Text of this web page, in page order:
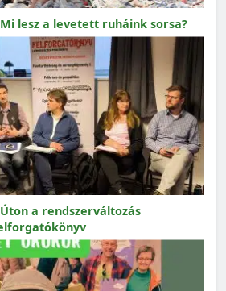
lesz a levetett ruháink sorsa?
a rendszerváltozás